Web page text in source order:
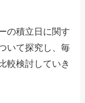
の積立日に関す
いて探究し、毎
較検討していき